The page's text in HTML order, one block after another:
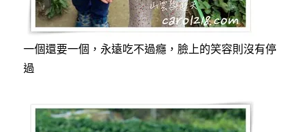
一個還要一個，永遠吃不過癮，臉上的笑容則沒有停
過